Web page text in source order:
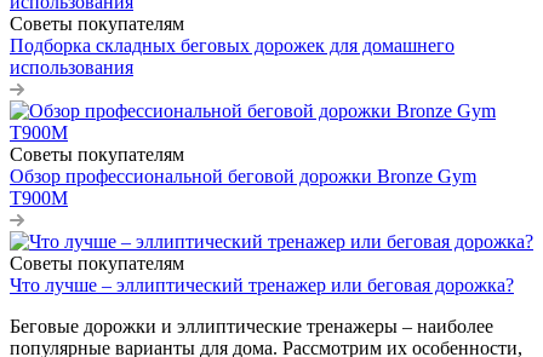
Советы покупателям
Подборка складных беговых дорожек для домашнего
использования
Советы покупателям
Обзор профессиональной беговой дорожки Bronze Gym
T900M
Советы покупателям
Что лучше – эллиптический тренажер или беговая дорожка?
Беговые дорожки и эллиптические тренажеры – наиболее
популярные варианты для дома. Рассмотрим их особенности,